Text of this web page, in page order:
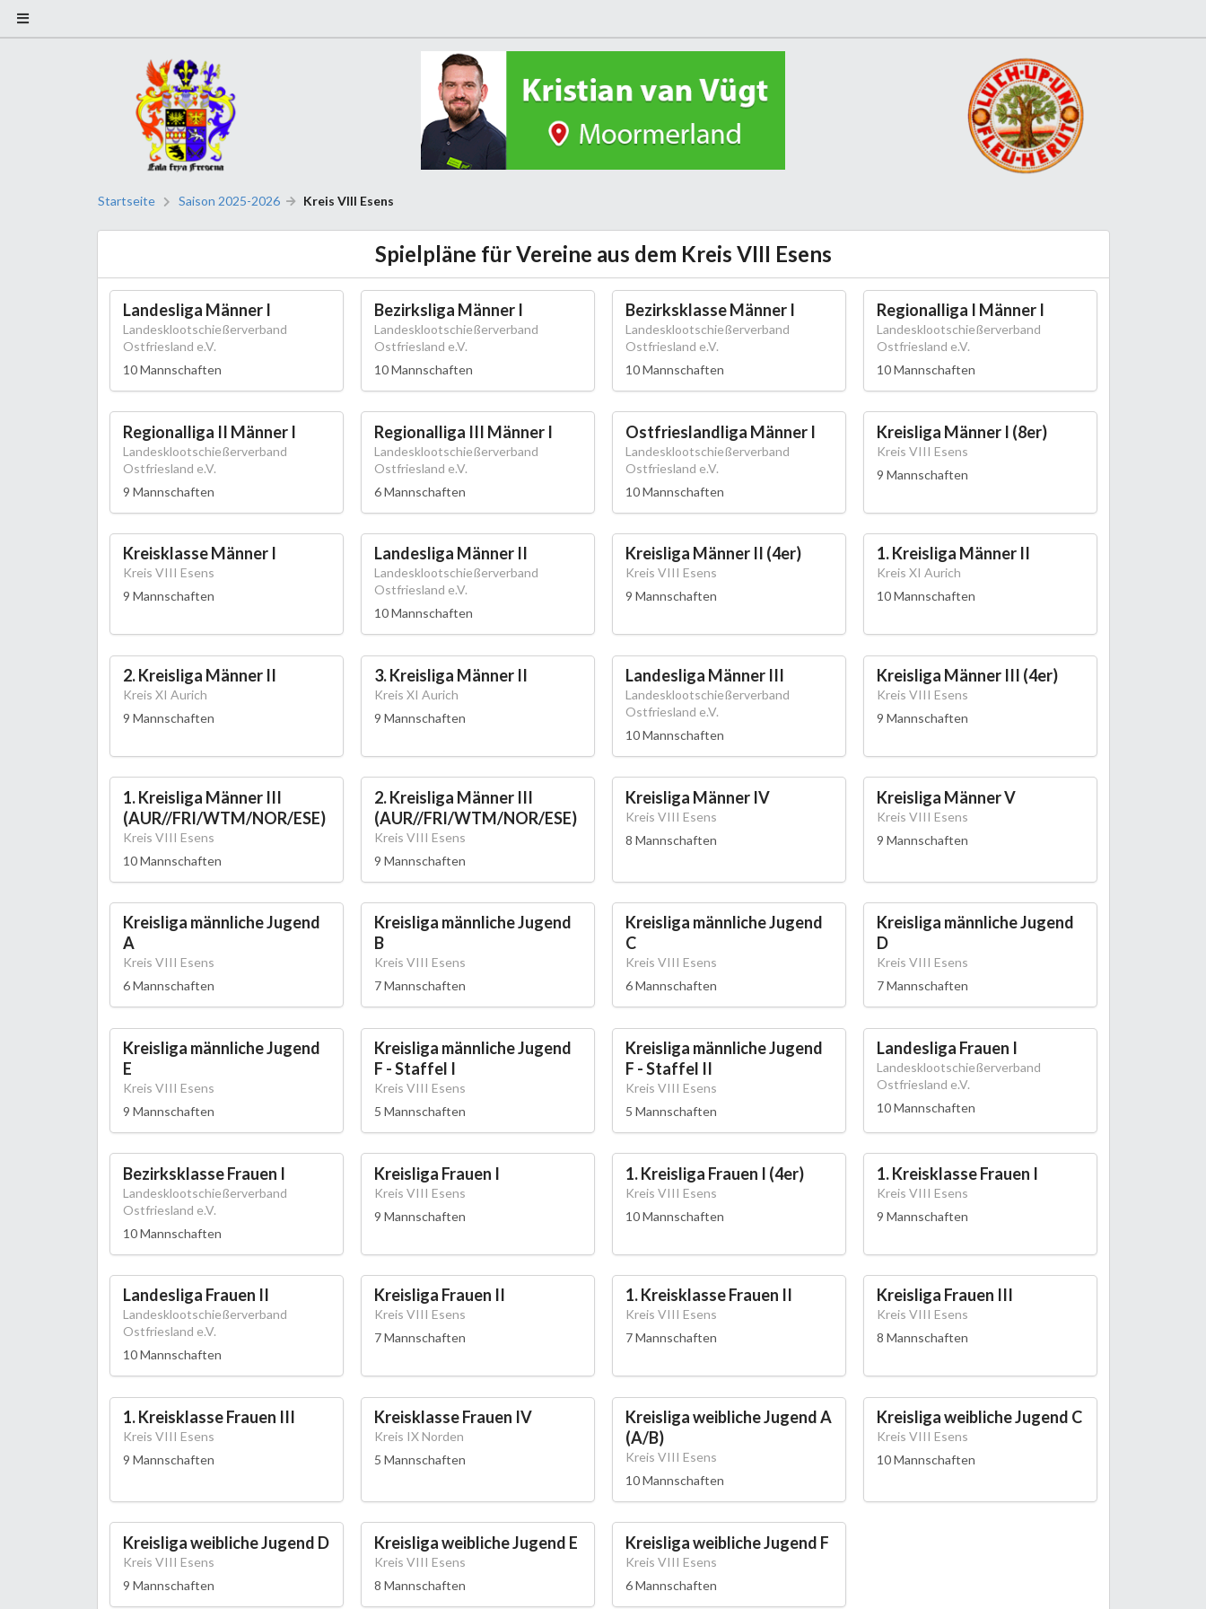
Startseite Saison 2025-2026 Kreis VIII Esens
Spielpläne für Vereine aus dem Kreis VIII Esens
Landesliga Männer I
Landesklootschießerverband
Ostfriesland e.V.
10 Mannschaften
Bezirksliga Männer I
Landesklootschießerverband
Ostfriesland e.V.
10 Mannschaften
Bezirksklasse Männer I
Landesklootschießerverband
Ostfriesland e.V.
10 Mannschaften
Regionalliga I Männer I
Landesklootschießerverband
Ostfriesland e.V.
10 Mannschaften
Regionalliga II Männer I
Landesklootschießerverband
Ostfriesland e.V.
9 Mannschaften
Regionalliga III Männer I
Landesklootschießerverband
Ostfriesland e.V.
6 Mannschaften
Ostfrieslandliga Männer I
Landesklootschießerverband
Ostfriesland e.V.
10 Mannschaften
Kreisliga Männer I (8er)
Kreis VIII Esens
9 Mannschaften
Kreisklasse Männer I
Kreis VIII Esens
9 Mannschaften
Landesliga Männer II
Landesklootschießerverband
Ostfriesland e.V.
10 Mannschaften
Kreisliga Männer II (4er)
Kreis VIII Esens
9 Mannschaften
1. Kreisliga Männer II
Kreis XI Aurich
10 Mannschaften
2. Kreisliga Männer II
Kreis XI Aurich
9 Mannschaften
3. Kreisliga Männer II
Kreis XI Aurich
9 Mannschaften
Landesliga Männer III
Landesklootschießerverband
Ostfriesland e.V.
10 Mannschaften
Kreisliga Männer III (4er)
Kreis VIII Esens
9 Mannschaften
1. Kreisliga Männer III
(AUR//FRI/WTM/NOR/ESE)
Kreis VIII Esens
10 Mannschaften
2. Kreisliga Männer III
(AUR//FRI/WTM/NOR/ESE)
Kreis VIII Esens
9 Mannschaften
Kreisliga Männer IV
Kreis VIII Esens
8 Mannschaften
Kreisliga Männer V
Kreis VIII Esens
9 Mannschaften
Kreisliga männliche Jugend
A
Kreis VIII Esens
6 Mannschaften
Kreisliga männliche Jugend
B
Kreis VIII Esens
7 Mannschaften
Kreisliga männliche Jugend
C
Kreis VIII Esens
6 Mannschaften
Kreisliga männliche Jugend
D
Kreis VIII Esens
7 Mannschaften
Kreisliga männliche Jugend
E
Kreis VIII Esens
9 Mannschaften
Kreisliga männliche Jugend
F - Staffel I
Kreis VIII Esens
5 Mannschaften
Kreisliga männliche Jugend
F - Staffel II
Kreis VIII Esens
5 Mannschaften
Landesliga Frauen I
Landesklootschießerverband
Ostfriesland e.V.
10 Mannschaften
Bezirksklasse Frauen I
Landesklootschießerverband
Ostfriesland e.V.
10 Mannschaften
Kreisliga Frauen I
Kreis VIII Esens
9 Mannschaften
1. Kreisliga Frauen I (4er)
Kreis VIII Esens
10 Mannschaften
1. Kreisklasse Frauen I
Kreis VIII Esens
9 Mannschaften
Landesliga Frauen II
Landesklootschießerverband
Ostfriesland e.V.
10 Mannschaften
Kreisliga Frauen II
Kreis VIII Esens
7 Mannschaften
1. Kreisklasse Frauen II
Kreis VIII Esens
7 Mannschaften
Kreisliga Frauen III
Kreis VIII Esens
8 Mannschaften
1. Kreisklasse Frauen III
Kreis VIII Esens
9 Mannschaften
Kreisklasse Frauen IV
Kreis IX Norden
5 Mannschaften
Kreisliga weibliche Jugend A
(A/B)
Kreis VIII Esens
10 Mannschaften
Kreisliga weibliche Jugend C
Kreis VIII Esens
10 Mannschaften
Kreisliga weibliche Jugend D
Kreis VIII Esens
9 Mannschaften
Kreisliga weibliche Jugend E
Kreis VIII Esens
8 Mannschaften
Kreisliga weibliche Jugend F
Kreis VIII Esens
6 Mannschaften